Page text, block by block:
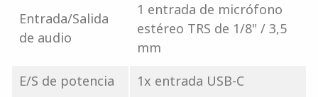
Entrada/Salida
de audio
1 entrada de micrófono
estéreo TRS de 1/8" / 3,5
mm
E/S de potencia
1x entrada USB-C